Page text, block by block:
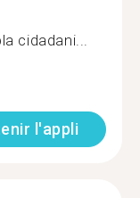
cidadani...
l'appli